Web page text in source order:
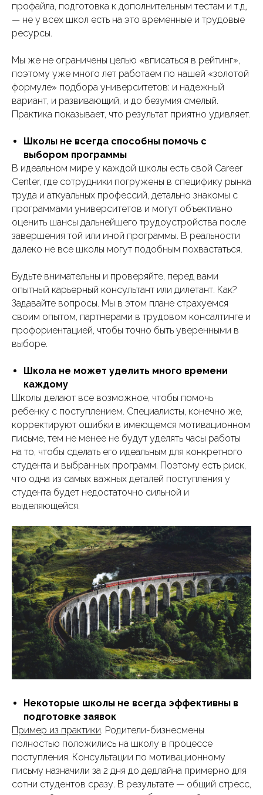
профайла, подготовка к дополнительным тестам и т.д,
— не у всех школ есть на это временные и трудовые
ресурсы.
Мы же не ограничены целью «вписаться в рейтинг»,
поэтому уже много лет работаем по нашей «золотой
формуле» подбора университетов: и надежный
вариант, и развивающий, и до безумия смелый.
Практика показывает, что результат приятно удивляет.
Школы не всегда способны помочь с
выбором программы
В идеальном мире у каждой школы есть свой Career
Center, где сотрудники погружены в специфику рынка
труда и аткуальных профессий, детально знакомы с
программами университетов и могут объективно
оценить шансы дальнейшего трудоустройства после
завершения той или иной программы. В реальности
далеко не все школы могут подобным похвастаться.
Будьте внимательны и проверяйте, перед вами
опытный карьерный консультант или дилетант. Как?
Задавайте вопросы. Мы в этом плане страхуемся
своим опытом, партнерами в трудовом консалтинге и
профориентацией, чтобы точно быть уверенными в
выборе.
Школа не может уделить много времени
каждому
Школы делают все возможное, чтобы помочь
ребенку с поступлением. Специалисты, конечно же,
корректируют ошибки в имеющемся мотивационном
письме, тем не менее не будут уделять часы работы
на то, чтобы сделать его идеальным для конкретного
студента и выбранных программ. Поэтому есть риск,
что одна из самых важных деталей поступления у
студента будет недостаточно сильной и
выделяющейся.
Некоторые школы не всегда эффективны в
подготовке заявок
Пример из практики. Родители-бизнесмены
полностью положились на школу в процессе
поступления. Консультации по мотивационному
письму назначили за 2 дня до дедлайна примерно для
сотни студентов сразу. В результате — общий стресс,